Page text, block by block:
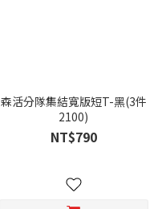
森活分隊集結寬版短T-黑(3件
2100)
NT$790